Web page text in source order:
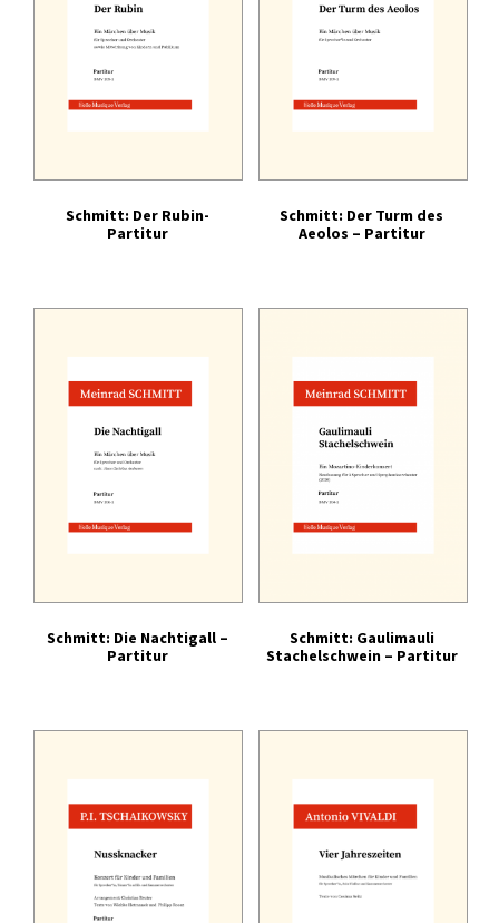
Literatur
Schmitt: Der Rubin-
Partitur
Schmitt: Der Turm des
Aeolos – Partitur
Schmitt: Die Nachtigall –
Partitur
Schmitt: Gaulimauli
Stachelschwein – Partitur